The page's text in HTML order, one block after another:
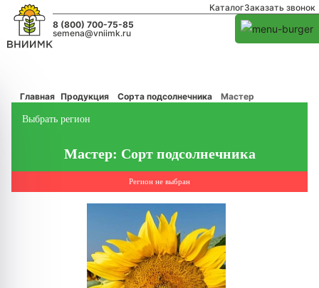
КаталогЗаказать звонок
8 (800) 700-75-85
semena@vniimk.ru
Главная Продукция Сорта подсолнечника Мастер
Выбрать регион
Мастер: Сорт подсолнечника
Регион не выбран